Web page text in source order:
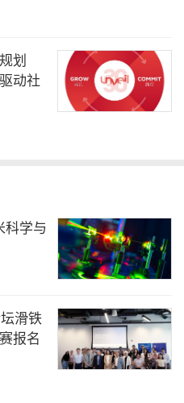
划
动社
科学与
滑铁
报名